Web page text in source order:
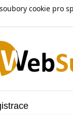
cookie pro